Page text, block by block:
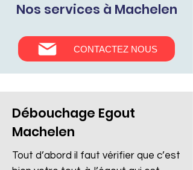
Nos services à Machelen
CONTACTEZ NOUS
Débouchage Egout
Machelen
Tout d’abord il faut vérifier que c’est